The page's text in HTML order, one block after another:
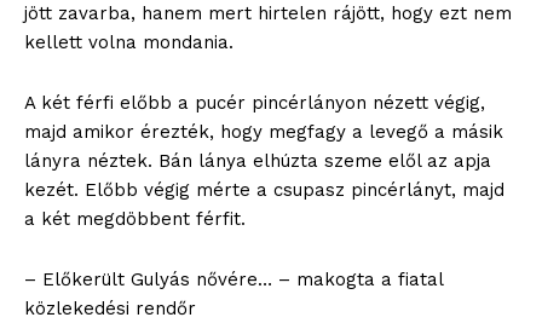
jött zavarba, hanem mert hirtelen rájött, hogy ezt nem
kellett volna mondania.
A két férfi előbb a pucér pincérlányon nézett végig,
majd amikor érezték, hogy megfagy a levegő a másik
lányra néztek. Bán lánya elhúzta szeme elől az apja
kezét. Előbb végig mérte a csupasz pincérlányt, majd
a két megdöbbent férfit.
– Előkerült Gulyás nővére… – makogta a fiatal
közlekedési rendőr